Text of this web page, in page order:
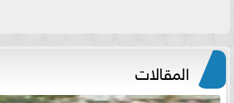
المقالات